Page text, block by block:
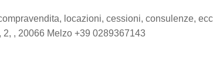
locazioni, cessioni, consulenze,
2, , 20066 Melzo +39 0289367143